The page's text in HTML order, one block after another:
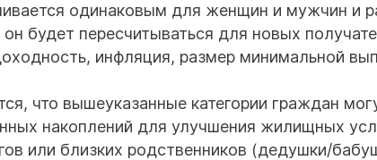
одинаковым для женщин и мужчин и
будет пересчитываться для новых
инфляция, размер минимальной
что вышеуказанные категории граждан
накоплений для улучшения жилищных
или близких родственников (дедушки/